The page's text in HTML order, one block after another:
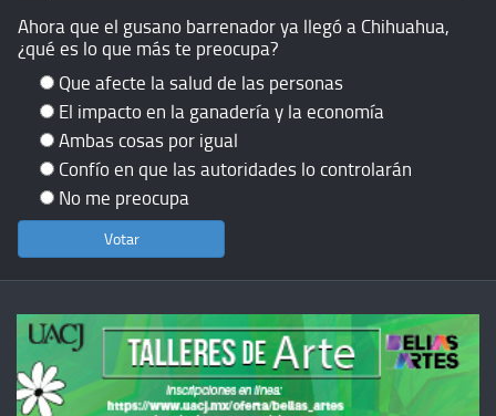
Ahora que el gusano barrenador ya llegó a Chihuahua,
¿qué es lo que más te preocupa?
Que afecte la salud de las personas
El impacto en la ganadería y la economía
Ambas cosas por igual
Confío en que las autoridades lo controlarán
No me preocupa